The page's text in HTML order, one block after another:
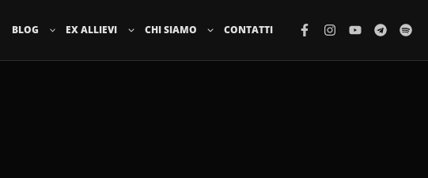
BLOG EX ALLIEVI CHI SIAMO CONTATTI